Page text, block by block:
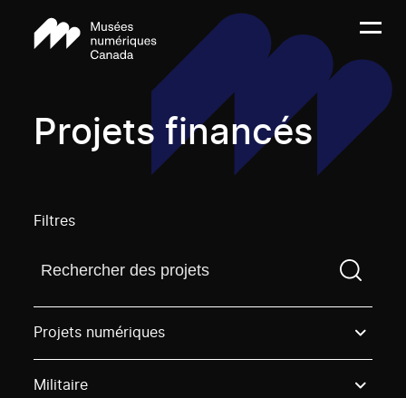
Projets financés
Filtres
Trouvez un projetVous devez saisir un terme de
Projets numériques
Militaire